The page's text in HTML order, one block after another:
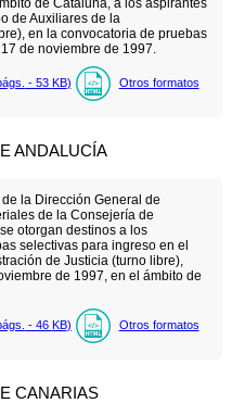
de Auxiliares de la
en la convocatoria de pruebas
de noviembre de 1997.
- 53 KB) Otros formatos
ANDALUCÍA
la Dirección General de
de la Consejería de
otorgan destinos a los
selectivas para ingreso en el
de Justicia (turno libre),
de 1997, en el ámbito de
- 46 KB) Otros formatos
CANARIAS